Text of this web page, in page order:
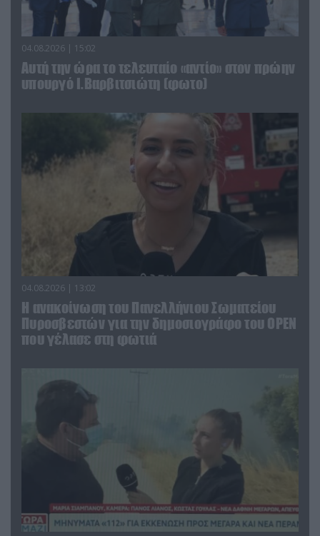
04.08.2026 | 15:02
Αυτή την ώρα το τελευταίο «αντίο» στον πρώην
υπουργό Ι.Βαρβιτσιώτη (φωτο)
04.08.2026 | 13:02
Η ανακοίνωση του Πανελλήνιου Σωματείου
Πυροσβεστών για την δημοσιογράφο του OPEN
που γέλασε στη φωτιά